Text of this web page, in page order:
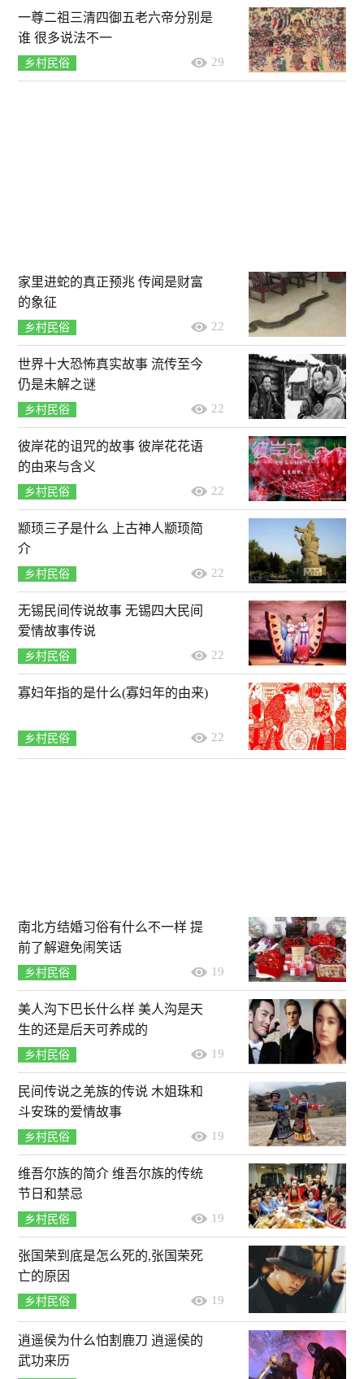
一尊二祖三清四御五老六帝分别是
谁 很多说法不一
乡村民俗 29
家里进蛇的真正预兆 传闻是财富
的象征
乡村民俗 22
世界十大恐怖真实故事 流传至今
仍是未解之谜
乡村民俗 22
彼岸花的诅咒的故事 彼岸花花语
的由来与含义
乡村民俗 22
颛顼三子是什么 上古神人颛顼简
介
乡村民俗 22
无锡民间传说故事 无锡四大民间
爱情故事传说
乡村民俗 22
寡妇年指的是什么(寡妇年的由来)
乡村民俗 22
南北方结婚习俗有什么不一样 提
前了解避免闹笑话
乡村民俗 19
美人沟下巴长什么样 美人沟是天
生的还是后天可养成的
乡村民俗 19
民间传说之羌族的传说 木姐珠和
斗安珠的爱情故事
乡村民俗 19
维吾尔族的简介 维吾尔族的传统
节日和禁忌
乡村民俗 19
张国荣到底是怎么死的,张国荣死
亡的原因
乡村民俗 19
逍遥侯为什么怕割鹿刀 逍遥侯的
武功来历